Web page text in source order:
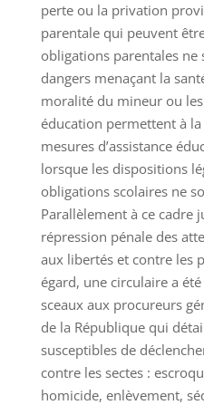
perte ou la privation
parentale qui peuvent
obligations parentales ne
dangers menaçant la
moralité du mineur ou
éducation permettent à
mesures d’assistance
lorsque les dispositions
obligations scolaires ne
Parallèlement à ce cadre
répression pénale des
aux libertés et contre les
égard, une circulaire a
sceaux aux procureurs
de la République qui
susceptibles de
contre les sectes :
homicide, enlèvement,